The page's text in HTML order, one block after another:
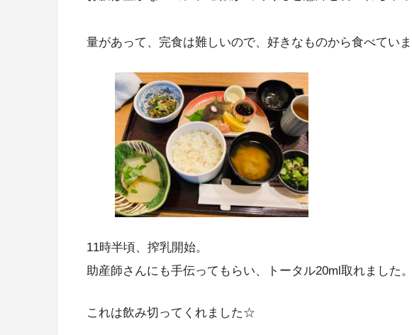
量があって、完食は難しいので、好きなものから食べてい
11時半頃、搾乳開始。
助産師さんにも手伝ってもらい、トータル20ml取れました。
これは飲み切ってくれました☆